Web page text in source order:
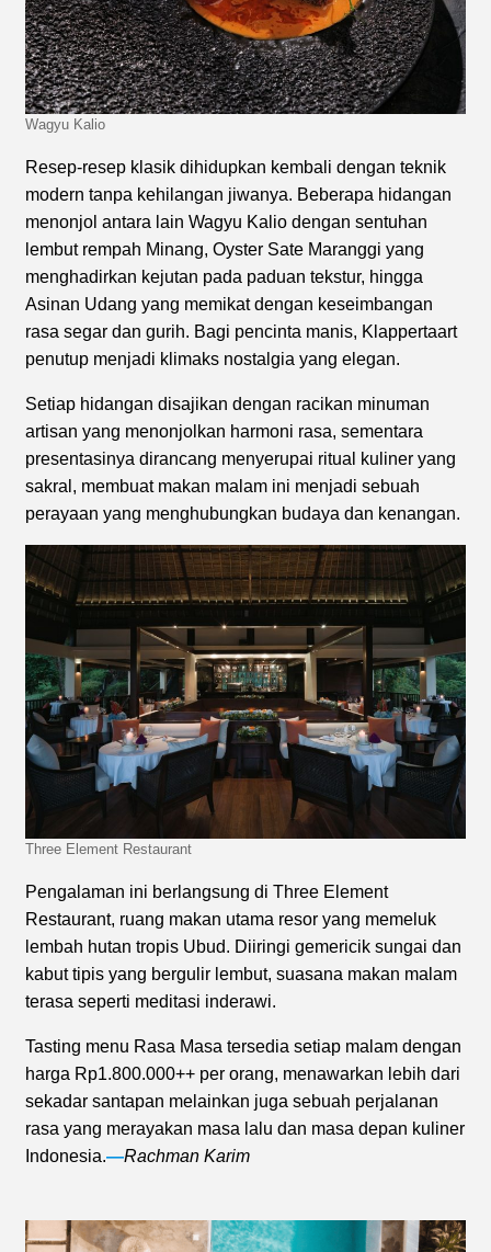
Wagyu Kalio
Resep-resep klasik dihidupkan kembali dengan teknik
modern tanpa kehilangan jiwanya. Beberapa hidangan
menonjol antara lain Wagyu Kalio dengan sentuhan
lembut rempah Minang, Oyster Sate Maranggi yang
menghadirkan kejutan pada paduan tekstur, hingga
Asinan Udang yang memikat dengan keseimbangan
rasa segar dan gurih. Bagi pencinta manis, Klappertaart
penutup menjadi klimaks nostalgia yang elegan.
Setiap hidangan disajikan dengan racikan minuman
artisan yang menonjolkan harmoni rasa, sementara
presentasinya dirancang menyerupai ritual kuliner yang
sakral, membuat makan malam ini menjadi sebuah
perayaan yang menghubungkan budaya dan kenangan.
Three Element Restaurant
Pengalaman ini berlangsung di Three Element
Restaurant, ruang makan utama resor yang memeluk
lembah hutan tropis Ubud. Diiringi gemericik sungai dan
kabut tipis yang bergulir lembut, suasana makan malam
terasa seperti meditasi inderawi.
Tasting menu Rasa Masa tersedia setiap malam dengan
harga Rp1.800.000++ per orang, menawarkan lebih dari
sekadar santapan melainkan juga sebuah perjalanan
rasa yang merayakan masa lalu dan masa depan kuliner
Indonesia.—Rachman Karim